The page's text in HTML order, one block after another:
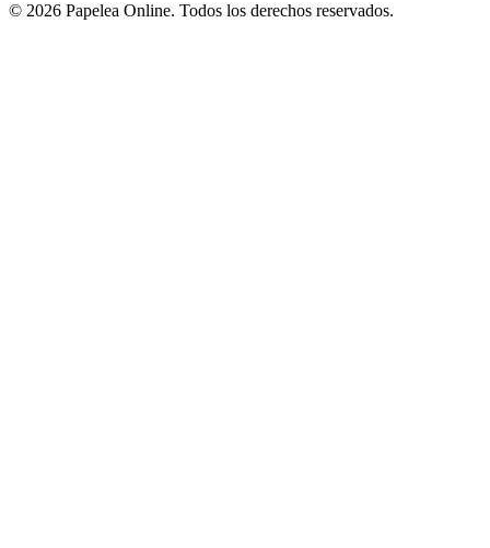
© 2026 Papelea Online. Todos los derechos reservados.